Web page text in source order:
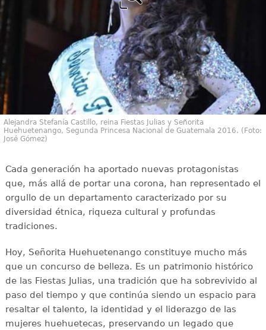
Alejandra Stefanía Castillo, reina Fiestas Julias y Señorita
Huehuetenango, Segunda Princesa Nacional de Guatemala 2016. (Foto:
José Gómez)
Cada generación ha aportado nuevas protagonistas
que, más allá de portar una corona, han representado el
orgullo de un departamento caracterizado por su
diversidad étnica, riqueza cultural y profundas
tradiciones.
Hoy, Señorita Huehuetenango constituye mucho más
que un concurso de belleza. Es un patrimonio histórico
de las Fiestas Julias, una tradición que ha sobrevivido al
paso del tiempo y que continúa siendo un espacio para
resaltar el talento, la identidad y el liderazgo de las
mujeres huehuetecas, preservando un legado que